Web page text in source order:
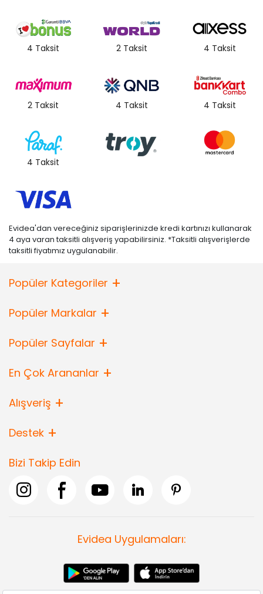
4 Taksit 2 Taksit 4 Taksit
2 Taksit 4 Taksit 4 Taksit
4 Taksit
Evidea'dan vereceğiniz siparişlerinizde kredi kartınızı kullanarak
4 aya varan taksitli alışveriş yapabilirsiniz. *Taksitli alışverişlerde
taksitli fiyatımız uygulanabilir.
Popüler Kategoriler
Popüler Markalar
Popüler Sayfalar
En Çok Arananlar
Alışveriş
Destek
Bizi Takip Edin
Evidea Uygulamaları: